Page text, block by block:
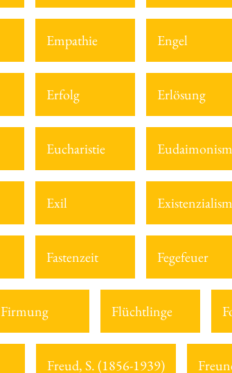
Empathie Engel
Erfolg Erlösung
Eucharistie
Exil
Fastenzeit Fegefeuer
Firmung Flüchtlinge
Freud, S. (1856-1939)